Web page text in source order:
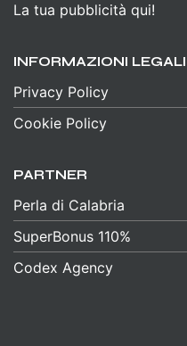
La tua pubblicità qui!
INFORMAZIONI LEGALI
Privacy Policy
Cookie Policy
PARTNER
Perla di Calabria
SuperBonus 110%
Codex Agency